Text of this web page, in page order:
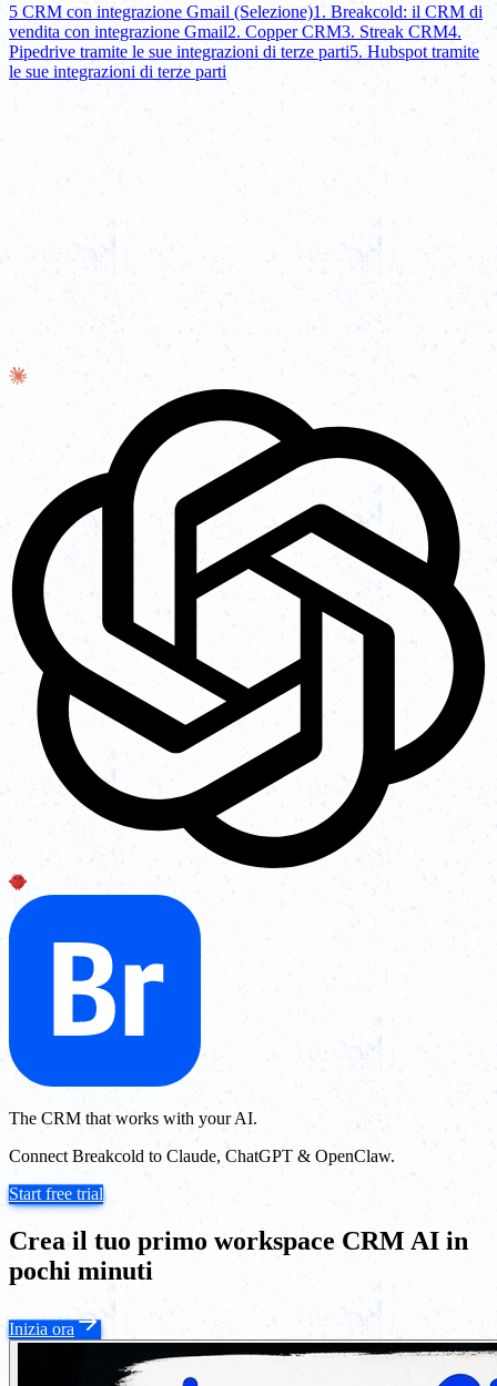
5 CRM con integrazione Gmail (Selezione)1. Breakcold: il CRM di
vendita con integrazione Gmail2. Copper CRM3. Streak CRM4.
Pipedrive tramite le sue integrazioni di terze parti5. Hubspot tramite
le sue integrazioni di terze parti
The CRM that works with your AI.
Connect Breakcold to Claude, ChatGPT & OpenClaw.
Start free trial
Crea il tuo primo workspace CRM AI in
pochi minuti
Inizia ora